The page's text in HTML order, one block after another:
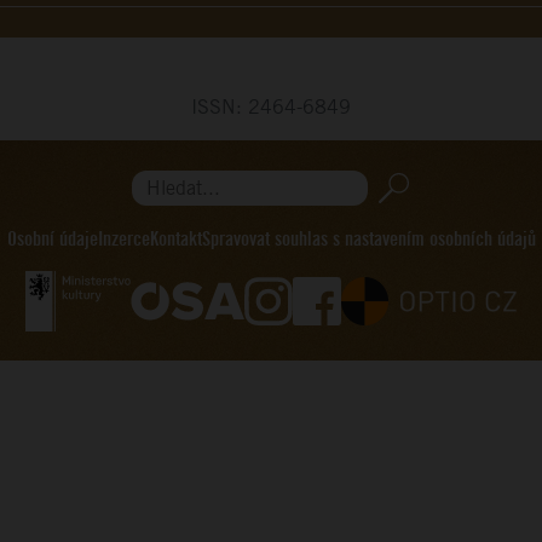
Hledat...
Osobní údaje Inzerce KontaktSpravovat souhlas s nastavením osobních údajů